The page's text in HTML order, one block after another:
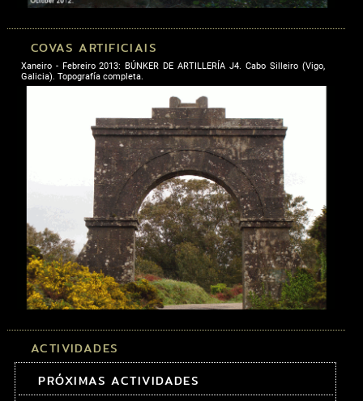
COVAS ARTIFICIAIS
Xaneiro - Febreiro 2013: BÚNKER DE ARTILLERÍA J4. Cabo Silleiro (Vigo,
Galicia). Topografía completa.
ACTIVIDADES
PRÓXIMAS ACTIVIDADES